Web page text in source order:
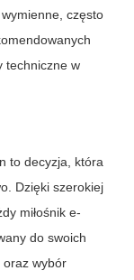
często
techniczne w
to decyzja, która
Dzięki szerokiej
miłośnik e-
do swoich
oraz wybór